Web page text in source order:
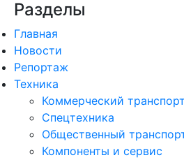
Разделы
Главная
Новости
Репортаж
Техника
Коммерческий транспорт
Спецтехника
Общественный
Компоненты и сервис